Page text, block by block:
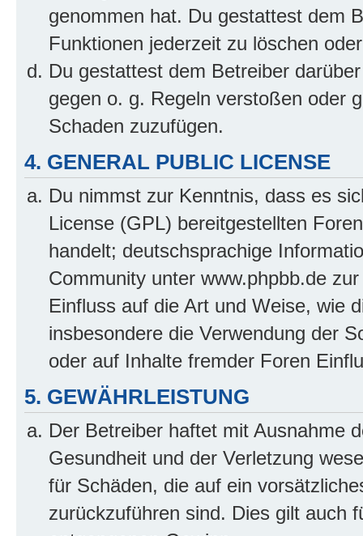
genommen hat. Du gestattest dem
Funktionen jederzeit zu löschen
Du gestattest dem Betreiber
gegen o. g. Regeln verstoßen oder
Schaden zuzufügen.
4. GENERAL PUBLIC LICENSE
Du nimmst zur Kenntnis, dass es
License (GPL) bereitgestellten
handelt; deutschsprachige
Community unter www.phpbb.de
Einfluss auf die Art und Weise, wie
insbesondere die Verwendung der
oder auf Inhalte fremder Foren
5. GEWÄHRLEISTUNG
Der Betreiber haftet mit Ausnahme
Gesundheit und der Verletzung
für Schäden, die auf ein
zurückzuführen sind. Dies gilt auch